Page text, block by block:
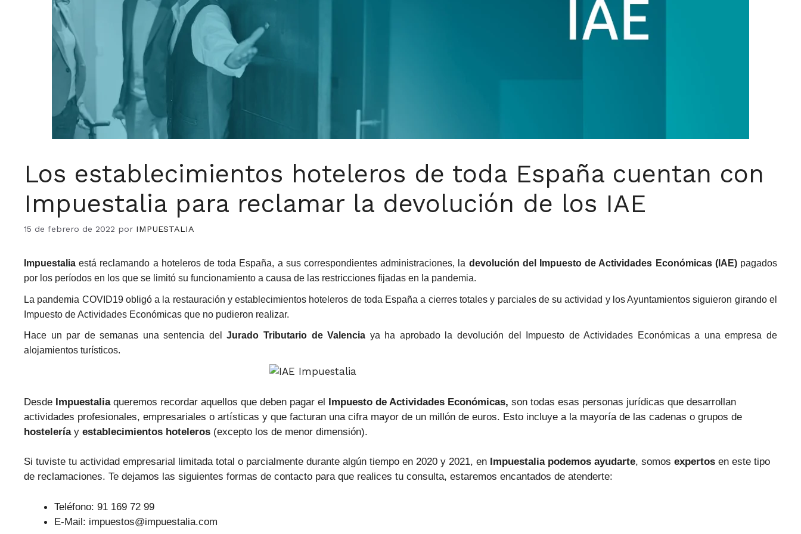
Los establecimientos hoteleros de toda España cuentan con
Impuestalia para reclamar la devolución de los IAE
15 de febrero de 2022 por IMPUESTALIA
Impuestalia está reclamando a hoteleros de toda España, a sus correspondientes administraciones, la devolución del Impuesto de Actividades Económicas (IAE)pagados
por los períodos en los que se limitó su funcionamiento a causa de las restricciones fijadas en la pandemia.
La pandemia COVID19 obligó a la restauración y establecimientos hoteleros de toda España a cierres totales y parciales de su actividad y los Ayuntamientos siguieron girando el
Impuesto de Actividades Económicas que no pudieron realizar.
Hace un par de semanas una sentencia delJurado Tributario de Valencia ya ha aprobado la devolución del Impuesto de Actividades Económicas a una empresa de
alojamientos turísticos.
Desde Impuestaliaqueremos recordar aquellos que deben pagar el Impuesto de Actividades Económicas, son todas esas personas jurídicas que desarrollan
actividades profesionales, empresariales o artísticas y que facturan una cifra mayor de un millón de euros. Esto incluye a la mayoría de las cadenas o grupos de
hosteleríay establecimientos hoteleros (excepto los de menor dimensión).
Si tuviste tu actividad empresarial limitada total o parcialmente durante algún tiempo en 2020 y 2021, en Impuestalia podemos ayudarte, somos expertos en este tipo
de reclamaciones. Te dejamos las siguientes formas de contacto para que realices tu consulta, estaremos encantados de atenderte:
Teléfono: 91 169 72 99
E-Mail: impuestos@impuestalia.com